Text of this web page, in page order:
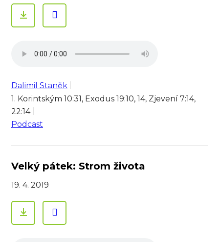
Dalimil Staněk
1. Korintským 10:31, Exodus 19:10, 14, Zjevení 7:14,
22:14
Podcast
Velký pátek: Strom života
19. 4. 2019